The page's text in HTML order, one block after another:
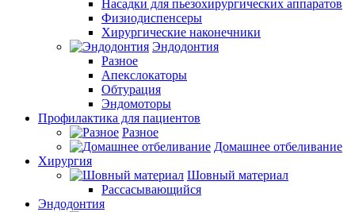
Насадки для пьезохирургических аппаратов
Физиодиспенсеры
Хирургические наконечники
Эндодонтия
Разное
Апекслокаторы
Обтурация
Эндомоторы
Профилактика для пациентов
Разное
Домашнее отбеливание
Хирургия
Шовный материал
Рассасывающийся
Эндодонтия